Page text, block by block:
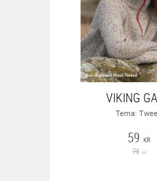
VIKING
Tema:
59 KR
79 KR